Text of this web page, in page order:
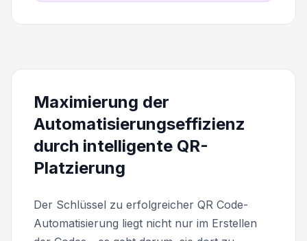
Maximierung der
Automatisierungseffizienz
durch intelligente QR-
Platzierung
Der Schlüssel zu erfolgreicher QR Code-
Automatisierung liegt nicht nur im Erstellen